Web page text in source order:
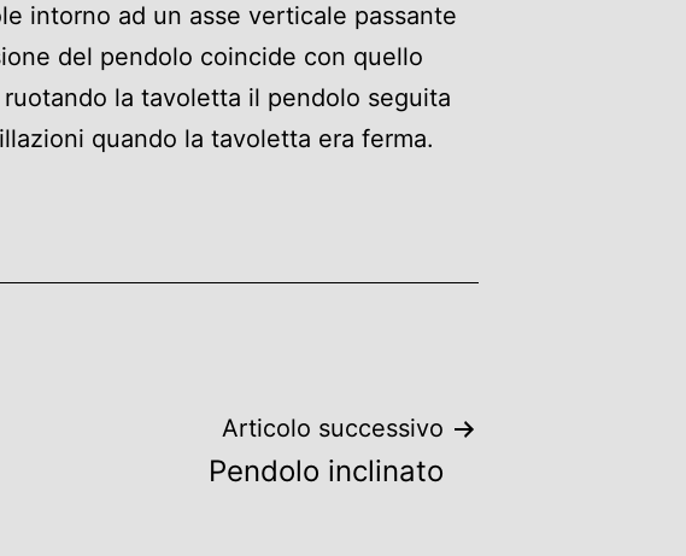
intorno ad un asse verticale passante
del pendolo coincide con quello
ruotando la tavoletta il pendolo seguita
quando la tavoletta era ferma.
Articolo successivo
Pendolo inclinato